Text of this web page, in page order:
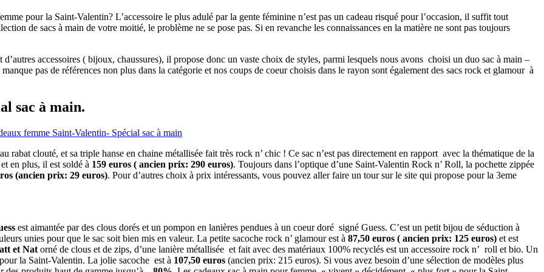
pour la Saint-Valentin? L’accessoire le plus adulé par la gente féminine n’est pas un cadeau risqué pour l’occasion, il suffit tout
de sacs à main de votre moitié, le problème ne se pose pas. Si en revanche les connaissances en la matière ne sont pas toujours
accessoires ( bijoux, chaussures), il propose donc un vaste choix de styles, parmi lesquels nous avons choisi un duo sac à main –
manque pas de références non plus dans la catégorie et nos coups de coeur choisis dans le rayon sont également des sacs rock et glamour à
sac à main.
au rabat clouté, et sa triple hanse en chaine métallisée fait très rock n’ chic ! Ce sac n’est pas directement en rapport avec la thématique de la
en plus, il est soldé à 159 euros ( ancien prix: 290 euros). Toujours dans l’optique d’une Saint-Valentin Rock n’ Roll, la pochette zippée
(ancien prix: 29 euros). Pour d’autres choix à prix intéressants, vous pouvez aller faire un tour sur le site qui propose pour la 3eme
est aimantée par des clous dorés et un pompon en lanières pendues à un coeur doré signé Guess. C’est un petit bijou de séduction à
unies pour que le sac soit bien mis en valeur. La petite sacoche rock n’ glamour est à 87,50 euros ( ancien prix: 125 euros) et est
et Nat orné de clous et de zips, d’une lanière métallisée et fait avec des matériaux 100% recyclés est un accessoire rock n’ roll et bio. Un
la Saint-Valentin. La jolie sacoche est à 107,50 euros (ancien prix: 215 euros). Si vous avez besoin d’une sélection de modèles plus